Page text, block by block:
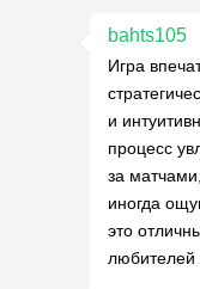
bahts105
Игра
и
процесс
за
иногда
это
любителей